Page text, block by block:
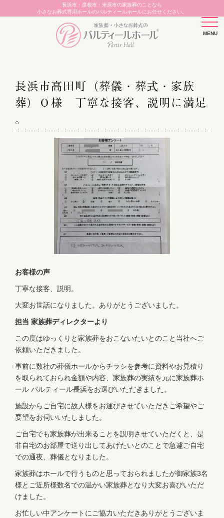
長浜市・彦根市・米原市の家族葬のことなら
小さなお葬式専用ホールのパルティールホールにお任せください。
長浜市高田町（葬儀・葬式・家族
葬）Ｏ様 丁寧な接客、説明に満足
。
お客様の声
丁寧な接客、説明。
大変お世話になりました。ありがとうございました。
担当 家族葬ディレクターより
この度はゆっくりと家族葬をおこないたいとのこと当社へご
依頼いただきました。
事前に数社の葬儀ホールからチラシを参考に資料やお見積り
を取られておられ金額や内容、家族葬の実績を元に家族葬ホ
ール パルティール長浜をお選びいただきました。
施設からご自宅に故人様をお運びさせていただきご希望やご
要望をお伺いいたしました。
ご自宅でも家族葬が出来ることを説明させていただくと、是
非自宅のお部屋で送り出してあげたいとのことで急遽ご自宅
での通夜、葬儀となりました。
家族葬はホールで行うものと思っておられましたが御家族3名
様とご近所様数名での温かい家族葬となり大変お喜びいただ
けました。
お忙しい中アンケートにご協力いただきありがとうございま